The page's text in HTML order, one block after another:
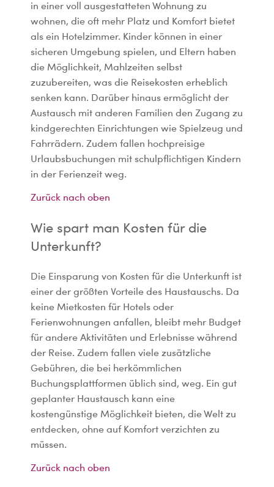
in einer voll ausgestatteten Wohnung zu
wohnen, die oft mehr Platz und Komfort bietet
als ein Hotelzimmer. Kinder können in einer
sicheren Umgebung spielen, und Eltern haben
die Möglichkeit, Mahlzeiten selbst
zuzubereiten, was die Reisekosten erheblich
senken kann. Darüber hinaus ermöglicht der
Austausch mit anderen Familien den Zugang zu
kindgerechten Einrichtungen wie Spielzeug und
Fahrrädern. Zudem fallen hochpreisige
Urlaubsbuchungen mit schulpflichtigen Kindern
in der Ferienzeit weg.
Zurück nach oben
Wie spart man Kosten für die
Unterkunft?
Die Einsparung von Kosten für die Unterkunft ist
einer der größten Vorteile des Haustauschs. Da
keine Mietkosten für Hotels oder
Ferienwohnungen anfallen, bleibt mehr Budget
für andere Aktivitäten und Erlebnisse während
der Reise. Zudem fallen viele zusätzliche
Gebühren, die bei herkömmlichen
Buchungsplattformen üblich sind, weg. Ein gut
geplanter Haustausch kann eine
kostengünstige Möglichkeit bieten, die Welt zu
entdecken, ohne auf Komfort verzichten zu
müssen.
Zurück nach oben